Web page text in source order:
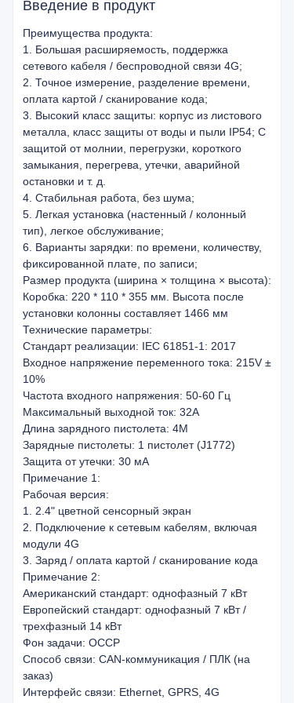
Введение в продукт
Преимущества продукта:
1. Большая расширяемость, поддержка
сетевого кабеля / беспроводной связи 4G;
2. Точное измерение, разделение времени,
оплата картой / сканирование кода;
3. Высокий класс защиты: корпус из листового
металла, класс защиты от воды и пыли IP54; С
защитой от молнии, перегрузки, короткого
замыкания, перегрева, утечки, аварийной
остановки и т. д.
4. Стабильная работа, без шума;
5. Легкая установка (настенный / колонный
тип), легкое обслуживание;
6. Варианты зарядки: по времени, количеству,
фиксированной плате, по записи;
Размер продукта (ширина × толщина × высота):
Коробка: 220 * 110 * 355 мм. Высота после
установки колонны составляет 1466 мм
Технические параметры:
Стандарт реализации: IEC 61851-1: 2017
Входное напряжение переменного тока: 215V ±
10%
Частота входного напряжения: 50-60 Гц
Максимальный выходной ток: 32A
Длина зарядного пистолета: 4M
Зарядные пистолеты: 1 пистолет (J1772)
Защита от утечки: 30 мА
Примечание 1:
Рабочая версия:
1. 2.4" цветной сенсорный экран
2. Подключение к сетевым кабелям, включая
модули 4G
3. Заряд / оплата картой / сканирование кода
Примечание 2:
Американский стандарт: однофазный 7 кВт
Европейский стандарт: однофазный 7 кВт /
трехфазный 14 кВт
Фон задачи: OCCP
Способ связи: CAN-коммуникация / ПЛК (на
заказ)
Интерфейс связи: Ethernet, GPRS, 4G